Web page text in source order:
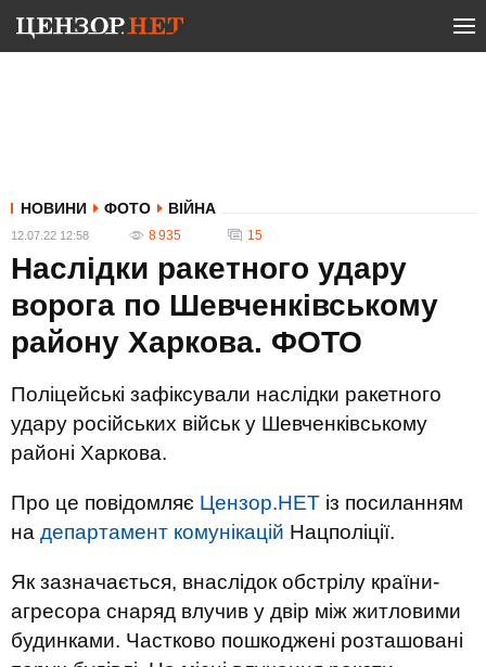
НОВИНИ ФОТО ВІЙНА
12.07.22 12:58 8 935 15
Наслідки ракетного удару
ворога по Шевченківському
району Харкова. ФОТО
Поліцейські зафіксували наслідки ракетного
удару російських військ у Шевченківському
районі Харкова.
Про це повідомляє Цензор.НЕТ із посиланням
на департамент комунікацій Нацполіції.
Як зазначається, внаслідок обстрілу країни-
агресора снаряд влучив у двір між житловими
будинками. Частково пошкоджені розташовані